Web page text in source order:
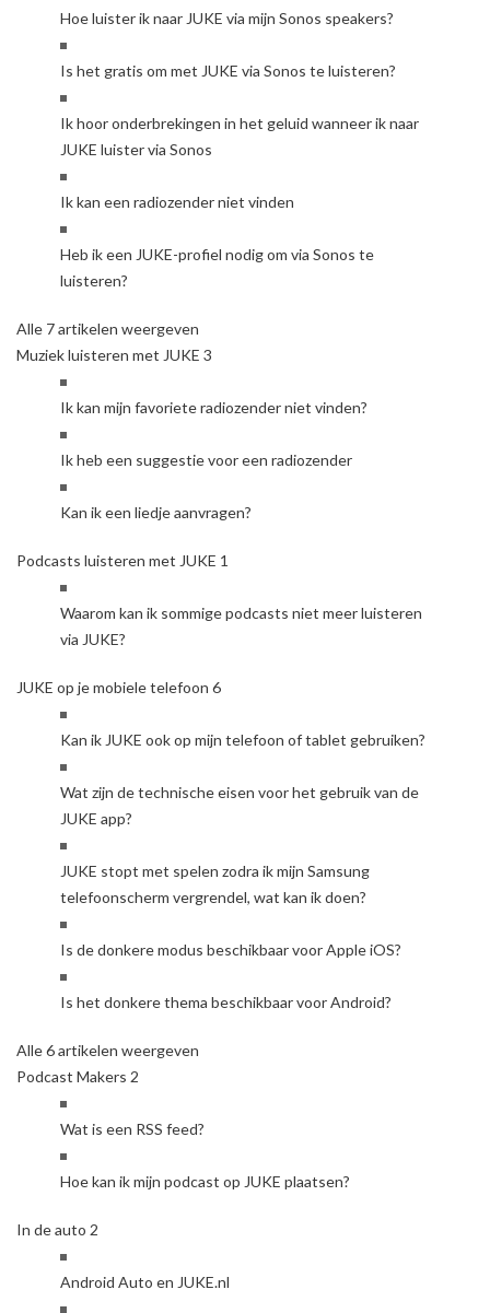
Hoe luister ik naar JUKE via mijn Sonos speakers?
Is het gratis om met JUKE via Sonos te luisteren?
Ik hoor onderbrekingen in het geluid wanneer ik naar
JUKE luister via Sonos
Ik kan een radiozender niet vinden
Heb ik een JUKE-profiel nodig om via Sonos te
luisteren?
Alle 7 artikelen weergeven
Muziek luisteren met JUKE 3
Ik kan mijn favoriete radiozender niet vinden?
Ik heb een suggestie voor een radiozender
Kan ik een liedje aanvragen?
Podcasts luisteren met JUKE 1
Waarom kan ik sommige podcasts niet meer luisteren
via JUKE?
JUKE op je mobiele telefoon 6
Kan ik JUKE ook op mijn telefoon of tablet gebruiken?
Wat zijn de technische eisen voor het gebruik van de
JUKE app?
JUKE stopt met spelen zodra ik mijn Samsung
telefoonscherm vergrendel, wat kan ik doen?
Is de donkere modus beschikbaar voor Apple iOS?
Is het donkere thema beschikbaar voor Android?
Alle 6 artikelen weergeven
Podcast Makers 2
Wat is een RSS feed?
Hoe kan ik mijn podcast op JUKE plaatsen?
In de auto 2
Android Auto en JUKE.nl